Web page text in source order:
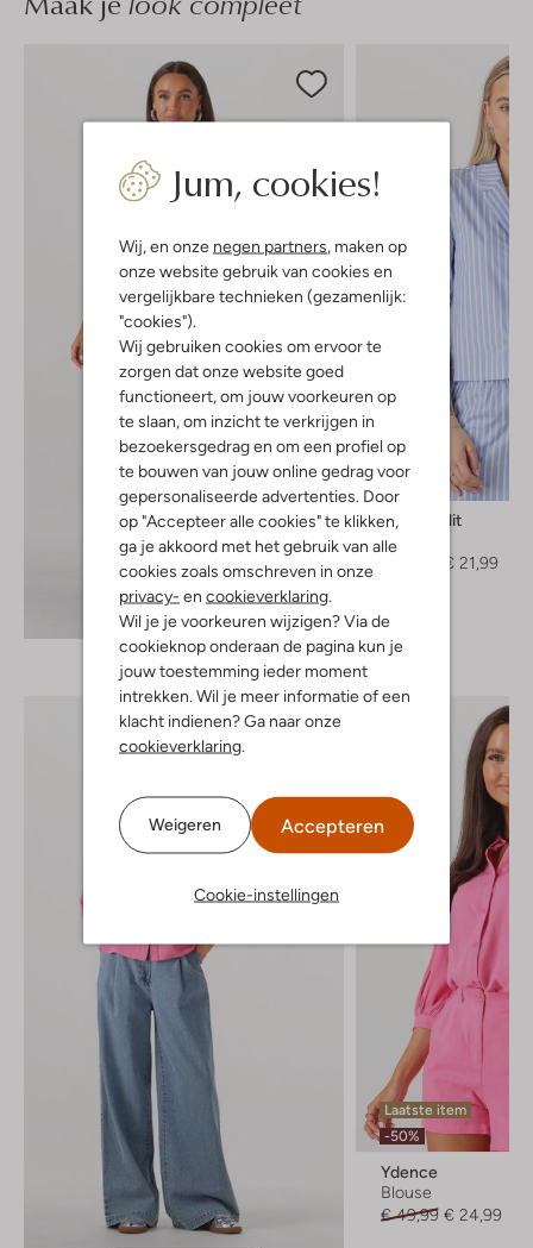
Jum, cookies!
Wij, en onze negen partners , maken op
onze website gebruik van cookies en
vergelijkbare technieken (gezamenlijk:
"cookies").
Wij gebruiken cookies om ervoor te
zorgen dat onze website goed
functioneert, om jouw voorkeuren op
te slaan, om inzicht te verkrijgen in
bezoekersgedrag en om een profiel op
te bouwen van jouw online gedrag voor
gepersonaliseerde advertenties. Door
op "Accepteer alle cookies" te klikken,
ga je akkoord met het gebruik van alle
cookies zoals omschreven in onze
privacy- en cookieverklaring
Wil je je voorkeuren wijzigen? Via de
cookieknop onderaan de pagina kun je
jouw toestemming ieder moment
intrekken. Wil je meer informatie of een
klacht indienen? Ga naar onze
cookieverklaring
Weigeren Accepteren
Cookie-instellingen
Ontdek de look
-60%
Rouge Edit
Blouse
€ 21,99
Laatste item
-50%
Ydence
Blouse
€ 49,99 € 24,99